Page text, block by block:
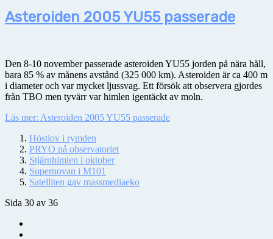
Asteroiden 2005 YU55 passerade
Den 8-10 november passerade asteroiden YU55 jorden på nära håll,
bara 85 % av månens avstånd (325 000 km). Asteroiden är ca 400 m
i diameter och var mycket ljussvag. Ett försök att observera gjordes
från TBO men tyvärr var himlen igentäckt av moln.
Läs mer: Asteroiden 2005 YU55 passerade
Höstlov i rymden
PRYO på observatoriet
Stjärnhimlen i oktober
Supernovan i M101
Satelliten gav massmediaeko
Sida 30 av 36